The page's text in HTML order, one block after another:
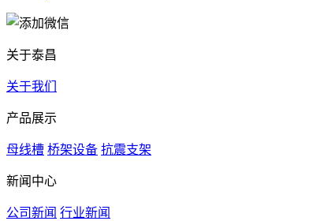
关于泰昌
关于我们
产品展示
母线槽 桥架设备 抗震支架
新闻中心
公司新闻 行业新闻